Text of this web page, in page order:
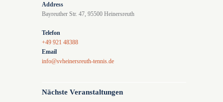
Address
Bayreuther Str. 47, 95500 Heinersreuth
Telefon
+49 921 48388
Email
info@svheinersreuth-tennis.de
Nächste Veranstaltungen